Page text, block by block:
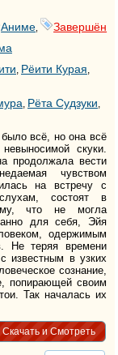
Аниме
Завершён
Рёити Курая
Рёта Судзуки
всё, но она всё
скуки.
продолжала вести
чувством
на встречу с
состоят в
что не могла
для себя, Эйя
одержимым
Не теряя времени
известным в узких
сознание,
попирающей своим
Так началась их
Скачать и Смотреть